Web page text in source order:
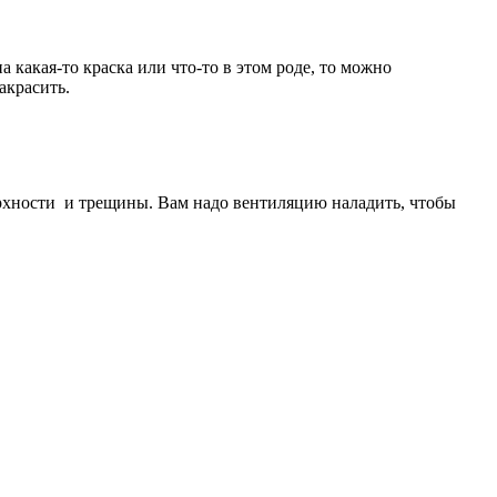
какая-то краска или что-то в этом роде, то можно
и трещины. Вам надо вентиляцию наладить, чтобы